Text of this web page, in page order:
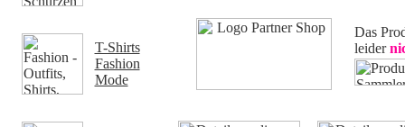
T-Shirts
Fashion
Mode
Das
leider